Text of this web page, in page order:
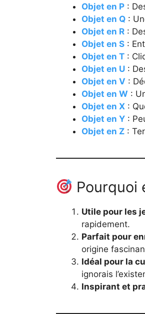
Objet en P :
Objet en Q :
Objet en R :
Objet en S :
Objet en T :
Objet en U :
Objet en V :
Objet en W :
Objet en X :
Objet en Y :
Objet en Z :
Pourquoi
Utile pour les
rapidement.
Parfait pour
origine
Idéal pour la
ignorais
Inspirant et